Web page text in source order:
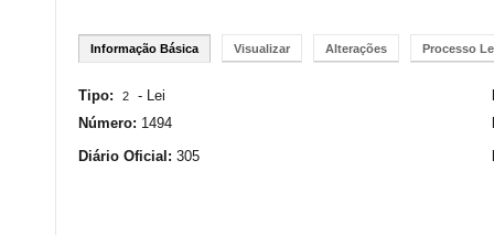
Informação Básica Visualizar Alterações Processo
Tipo: 2 - Lei
Número: 1494
Diário Oficial: 305